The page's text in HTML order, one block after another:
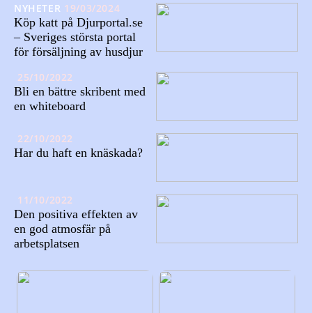
NYHETER 19/03/2024
Köp katt på Djurportal.se
– Sveriges största portal
för försäljning av husdjur
25/10/2022
Bli en bättre skribent med
en whiteboard
22/10/2022
Har du haft en knäskada?
11/10/2022
Den positiva effekten av
en god atmosfär på
arbetsplatsen